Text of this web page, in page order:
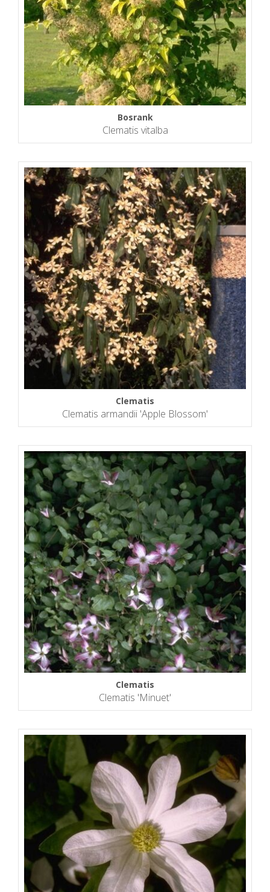
Bosrank
Clematis vitalba
Clematis
Clematis armandii 'Apple Blossom'
Clematis
Clematis 'Minuet'